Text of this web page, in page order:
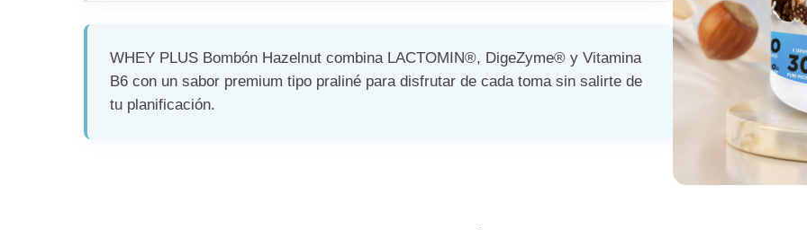
WHEY PLUS Bombón Hazelnut combina LACTOMIN®, DigeZyme® y Vitamina
B6 con un sabor premium tipo praliné para disfrutar de cada toma sin salirte de
tu planificación.